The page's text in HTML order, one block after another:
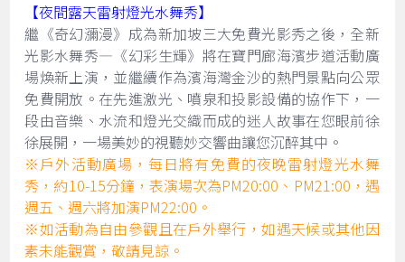
【夜間露天雷射燈光水舞秀】
繼《奇幻瀰漫》成為新加坡三大免費光影秀之後，全新
光影水舞秀—《幻彩生輝》將在寶門廊海濱步道活動廣
場煥新上演，並繼續作為濱海灣金沙的熱門景點向公眾
免費開放。在先進激光、噴泉和投影設備的協作下，一
段由音樂、水流和燈光交織而成的迷人故事在您眼前徐
徐展開，一場美妙的視聽妙交響曲讓您沉醉其中。
※戶外活動廣場，每日將有免費的夜晚雷射燈光水舞
秀，約10-15分鐘，表演場次為PM20:00、PM21:00，遇
週五、週六將加演PM22:00。
※如活動為自由參觀且在戶外舉行，如遇天候或其他因
素未能觀賞，敬請見諒。